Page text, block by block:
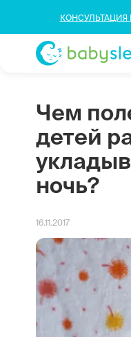
КОНСУЛЬТАЦИЯ
Чем
детей
ночь?
16.11.2017